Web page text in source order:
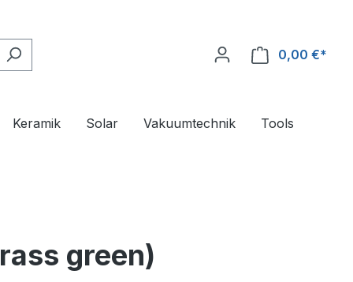
0,00 €*
Keramik Solar Vakuumtechnik Tools
green)